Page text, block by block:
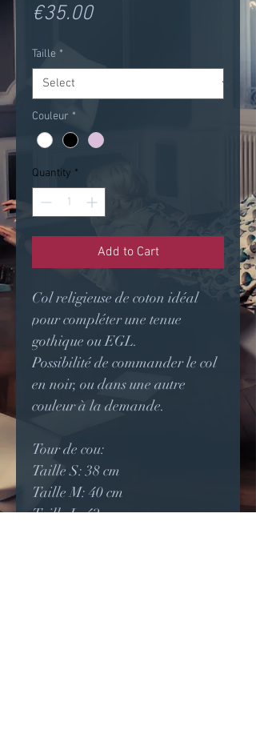
€35.00Price
Taille *
Couleur *
Quantity *
Add to Cart
Col religieuse de coton idéal
pour compléter une tenue
gothique ou EGL.
Possibilité de commander le col
en noir, ou dans une autre
couleur à la demande.
Tour de cou:
Taille S: 38 cm
Taille M: 40 cm
Taille L: 42 cm